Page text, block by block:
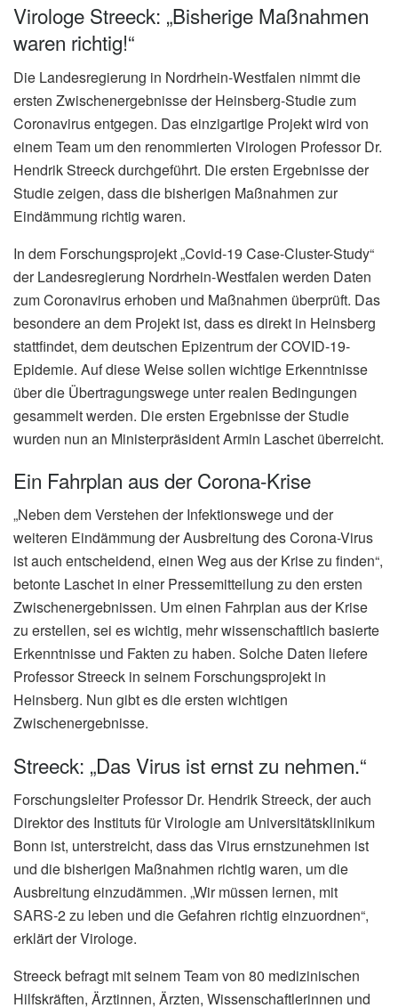
Virologe Streeck: „Bisherige Maßnahmen
waren richtig!“
Die Landesregierung in Nordrhein-Westfalen nimmt die
ersten Zwischenergebnisse der Heinsberg-Studie zum
Coronavirus entgegen. Das einzigartige Projekt wird von
einem Team um den renommierten Virologen Professor Dr.
Hendrik Streeck durchgeführt. Die ersten Ergebnisse der
Studie zeigen, dass die bisherigen Maßnahmen zur
Eindämmung richtig waren.
In dem Forschungsprojekt „Covid-19 Case-Cluster-Study“
der Landesregierung Nordrhein-Westfalen werden Daten
zum Coronavirus erhoben und Maßnahmen überprüft. Das
besondere an dem Projekt ist, dass es direkt in Heinsberg
stattfindet, dem deutschen Epizentrum der COVID-19-
Epidemie. Auf diese Weise sollen wichtige Erkenntnisse
über die Übertragungswege unter realen Bedingungen
gesammelt werden. Die ersten Ergebnisse der Studie
wurden nun an Ministerpräsident Armin Laschet überreicht.
Ein Fahrplan aus der Corona-Krise
„Neben dem Verstehen der Infektionswege und der
weiteren Eindämmung der Ausbreitung des Corona-Virus
ist auch entscheidend, einen Weg aus der Krise zu finden“,
betonte Laschet in einer Pressemitteilung zu den ersten
Zwischenergebnissen. Um einen Fahrplan aus der Krise
zu erstellen, sei es wichtig, mehr wissenschaftlich basierte
Erkenntnisse und Fakten zu haben. Solche Daten liefere
Professor Streeck in seinem Forschungsprojekt in
Heinsberg. Nun gibt es die ersten wichtigen
Zwischenergebnisse.
Streeck: „Das Virus ist ernst zu nehmen.“
Forschungsleiter Professor Dr. Hendrik Streeck, der auch
Direktor des Instituts für Virologie am Universitätsklinikum
Bonn ist, unterstreicht, dass das Virus ernstzunehmen ist
und die bisherigen Maßnahmen richtig waren, um die
Ausbreitung einzudämmen. „Wir müssen lernen, mit
SARS-2 zu leben und die Gefahren richtig einzuordnen“,
erklärt der Virologe.
Streeck befragt mit seinem Team von 80 medizinischen
Hilfskräften, Ärztinnen, Ärzten, Wissenschaftlerinnen und